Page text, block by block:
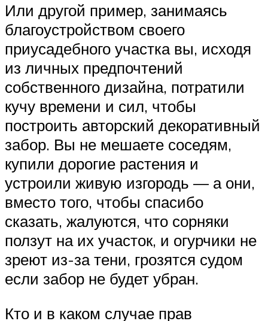
Или другой пример, занимаясь
благоустройством своего
приусадебного участка вы, исходя
из личных предпочтений
собственного дизайна, потратили
кучу времени и сил, чтобы
построить авторский декоративный
забор. Вы не мешаете соседям,
купили дорогие растения и
устроили живую изгородь — а они,
вместо того, чтобы спасибо
сказать, жалуются, что сорняки
ползут на их участок, и огурчики не
зреют из-за тени, грозятся судом
если забор не будет убран.
Кто и в каком случае прав